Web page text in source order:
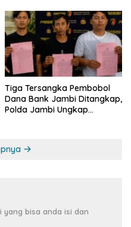
Tiga Tersangka Pembobol
Dana Bank Jambi Ditangkap,
Polda Jambi Ungkap
yang bisa anda isi dan